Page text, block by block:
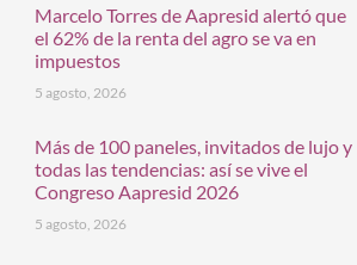
Marcelo Torres de Aapresid alertó que
el 62% de la renta del agro se va en
impuestos
5 agosto, 2026
Más de 100 paneles, invitados de lujo y
todas las tendencias: así se vive el
Congreso Aapresid 2026
5 agosto, 2026